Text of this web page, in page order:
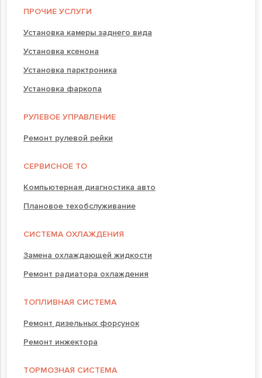
ПРОЧИЕ УСЛУГИ
Установка камеры заднего вида
Установка ксенона
Установка парктроника
Установка фаркопа
РУЛЕВОЕ УПРАВЛЕНИЕ
Ремонт рулевой рейки
СЕРВИСНОЕ ТО
Компьютерная диагностика авто
Плановое техобслуживание
СИСТЕМА ОХЛАЖДЕНИЯ
Замена охлаждающей жидкости
Ремонт радиатора охлаждения
ТОПЛИВНАЯ СИСТЕМА
Ремонт дизельных форсунок
Ремонт инжектора
ТОРМОЗНАЯ СИСТЕМА